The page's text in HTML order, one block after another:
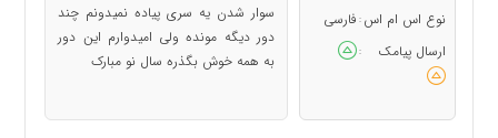
نوع اس ام اس : فارسی
ارسال پیامک
:
سوار شدن یه سری پیاده نمیدونم چند
دور دیگه مونده ولی امیدوارم این دور
به همه خوش بگذره سال نو مبارک